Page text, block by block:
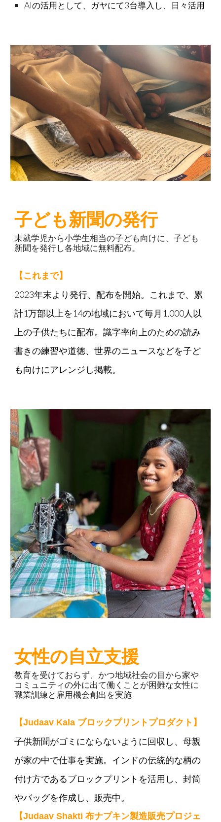
AIの活用として、ガヤにて3台導入し、日々活用
子ども新聞の発行
未就学児から小学生相当の子ども向けに、子ども
新聞を発行し各地域に無料配布。
【これまで】
2023年末より発行、配布を開始。これまで、累
計1万部以上を14の地域において毎月1,000人以
上の子供たちに配布。識字率向上のための読み
書きの練習や道徳、世界のニュースなどを子ど
も向けにアレンジし掲載。
女性の自立支援
教育を受けておらず、かつ地域社会の目から家や
コミュニティの外に出て働くことが困難な女性に
職業訓練と雇用機会創出を実施
【Judaav Kala ブロックプリントプロダクト】
子供新聞がゴミにならないように回収し、母親
が家の中で仕事を実施。インドの伝統的な柄の
付け方であるブロックプリントを活用し、封筒
やバッグを作成し、販売中。
【Judaav Shakti布ナプキン製造販売プロジェ